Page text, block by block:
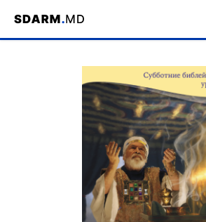
Acasa / Bibliotecă / Şcoala de Sabat /